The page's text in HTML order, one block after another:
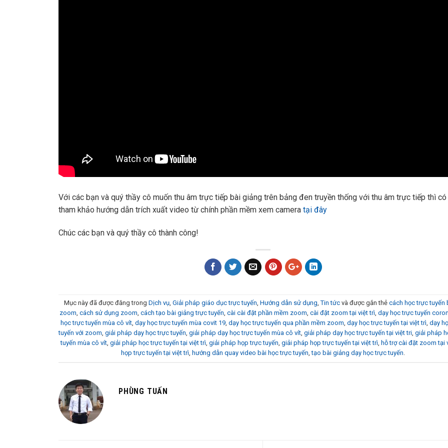
Với các bạn và quý thầy cô muốn thu âm trực tiếp bài giảng trên bảng đen truyền thống với thu âm trực tiếp thì có
tham khảo hướng dẫn trích xuất video từ chính phần mềm xem camera tại đây
Chúc các bạn và quý thầy cô thành công!
Mục này đã được đăng trongDịch vụ,Giải pháp giáo dục trực tuyến,Hướng dẫn sử dụng,Tin tức và được gắn thẻcách học trực tuyến
zoom,cách sử dụng zoom,cách tạo bài giảng trực tuyến,cài cài đặt phần mềm zoom,cài đặt zoom tại việt trì,dạy học trực tuyến
học trực tuyến mùa cô vít,dạy học trực tuyến mùa covit 19,dạy học trực tuyến qua phần mềm zoom,dạy học trực tuyến tại việt trì,dạy
tuyến với zoom,giải pháp dạy học trực tuyến,giải pháp dạy học trực tuyến mùa cô vít,giải pháp dạy học trực tuyến tại việt tri,giải pháp
tuyến mùa cô vít,giải pháp học trực tuyến tại việt trì,giải pháp họp trực tuyến,giải pháp họp trực tuyến tại việt trì, hỗ trợ cài đặt zoom tại
họp trực tuyến tại việt trì, hướng dẫn quay video bài học trực tuyến,tạo bài giảng dạy học trực tuyến.
PHÙNG TUẤN